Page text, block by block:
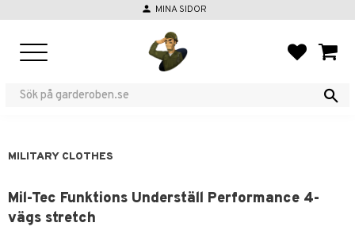
person MINA SIDOR
MILITARY CLOTHES
Mil-Tec Funktions Underställ Performance 4-
vägs stretch